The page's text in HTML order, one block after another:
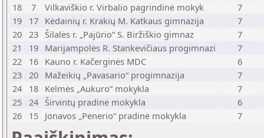
18
7 Vilkaviškio r. Virbalio pagrindinė mokyk
7
19
17 Kėdainių r. Krakių M. Katkaus gimnazija
7
20
23 Šilalės r. „Pajūrio“ S. Biržiškio gimnaz
7
21
19 Marijampolės R. Stankevičiaus progimnazi
7
22
16 Kauno r. Kačerginės MDC
6
23
20 Mažeikių „Pavasario“ progimnazija
7
24
18 Kelmės „Aukuro“ mokykla
7
25
24 Širvintų pradinė mokykla
6
26
15 Jonavos „Penerio“ pradinė mokykla 7